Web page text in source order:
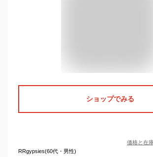
ショップでみる
価格と在
RRgypsies(60代・男性)